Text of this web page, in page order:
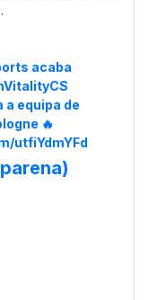
acaba
a equipa de
🔥
utfiYdmYFd